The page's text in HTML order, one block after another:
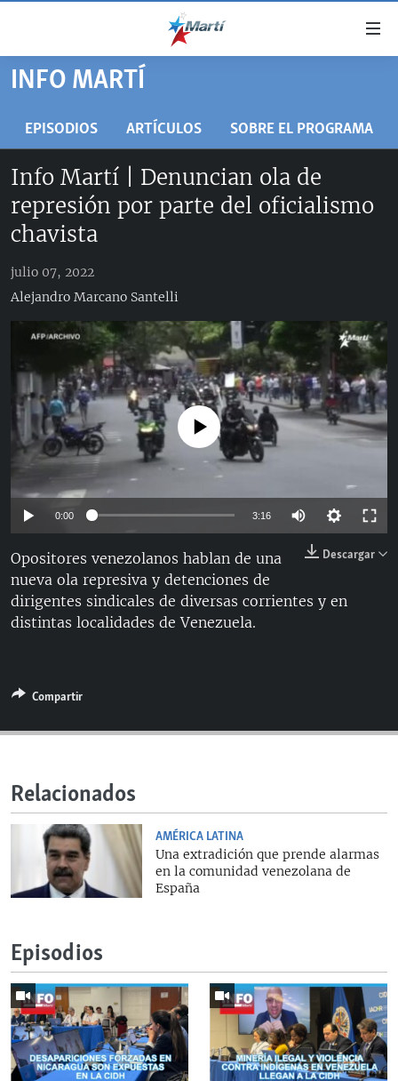
accesibilidad
contenido
navegación
principal
TITULARES
CUBA
DERECHOS HUMANOS
#11JCUBA, 5 AÑOS DESPUÉS
SOBRE CUBA
ESTADOS UNIDOS
AMÉRICA 250
AMÉRICA LATINA
INMIGRACIÓN
ARTE Y ENTRETENIMIENTO
OPINIÓN GRÁFICA
AUDIOVISUALES MARTÍ
RADIO MARTÍ
ESPECIALES
LA REALIDAD DE LA VIVIENDA EN CUBA
KENTU-CUBANO
LOS SANTOS DE HIALEAH
MULTIMEDIA
EDITORIALES
SÍGUENOS
INFO MARTÍ
EPISODIOS ARTÍCULOS SOBRE EL PROGRAMA
Info Martí | Denuncian ola de
represión por parte del oficialismo
chavista
julio 07, 2022
Alejandro Marcano Santelli
Auto 144p 240p
No media source currently available
0:00 3:16
144p
360p
Descargar
Opositores venezolanos hablan de una
nueva ola represiva y detenciones de
dirigentes sindicales de diversas corrientes y en
distintas localidades de Venezuela.
Compartir
Relacionados
AMÉRICA LATINA
Una extradición que prende alarmas
en la comunidad venezolana de
España
Episodios